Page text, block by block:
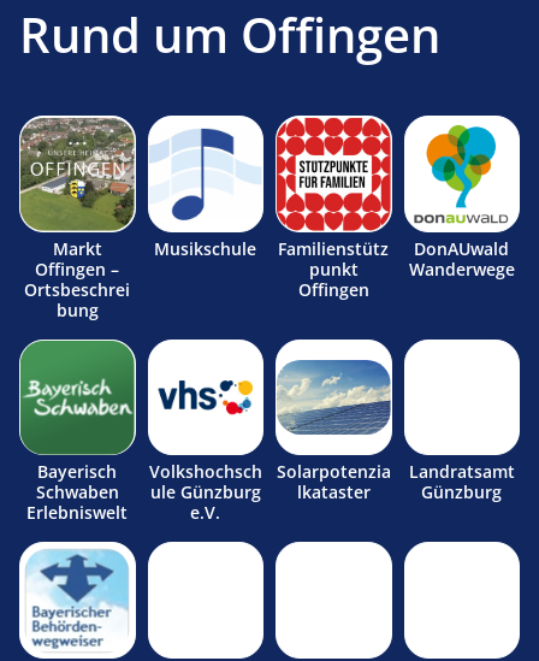
Rund um Offingen
Markt
Offingen –
Ortsbeschrei
bung
Musikschule
Familienstütz
punkt
Offingen
DonAUwald
Wanderwege
Bayerisch
Schwaben
Erlebniswelt
Volkshochsch
ule Günzburg
e.V.
Solarpotenzia
lkataster
Landratsamt
Günzburg